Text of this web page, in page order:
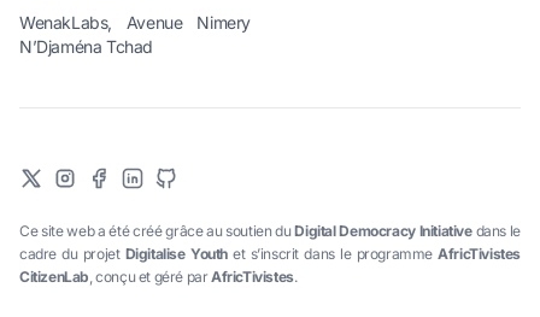
WenakLabs, Avenue Nimery
N’Djaména Tchad
Ce site web a été créé grâce au soutien duDigital Democracy Initiativedans le
cadre du projet Digitalise Youthet s’inscrit dans le programmeAfricTivistes
CitizenLab, conçu et géré par AfricTivistes.